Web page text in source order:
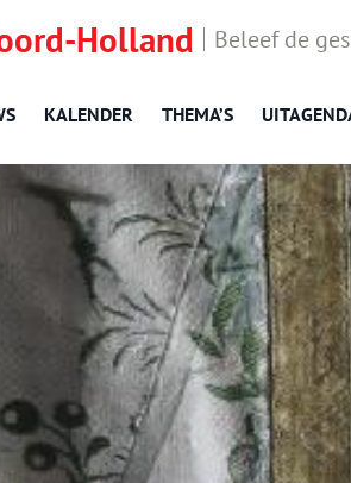
Holland Beleef de
KALENDER THEMA’S